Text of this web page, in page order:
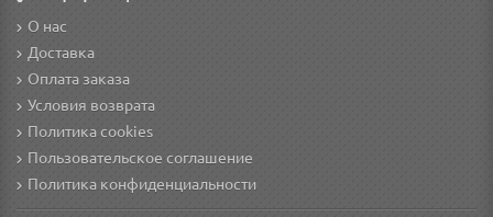
О нас
Доставка
Оплата заказа
Условия возврата
Политика cookies
Пользовательское соглашение
Политика конфиденциальности